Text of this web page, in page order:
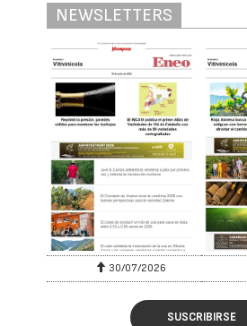
NEWSLETTERS
30/07/2026
SUSCRIBIRSE